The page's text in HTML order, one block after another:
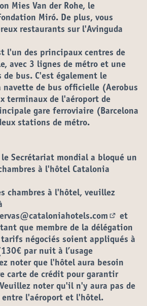
Mies Van der Rohe, le
Miró. De plus, vous
restaurants sur l'Avinguda
l'un des principaux centres de
avec 3 lignes de métro et une
de bus. C'est également le
navette de bus officielle (Aerobus
onglet)
terminaux de l'aéroport de
gare ferroviaire (Barcelona
stations de métro.
Secrétariat mondial a bloqué un
à l'hôtel Catalonia
chambres à l'hôtel, veuillez
(S'ouvre
et
que membre de la délégation
tarifs négociés soient appliqués à
par nuit à l’usage
noter que l'hôtel aura besoin
carte de crédit pour garantir
noter qu'il n'y aura pas de
entre l'aéroport et l'hôtel.